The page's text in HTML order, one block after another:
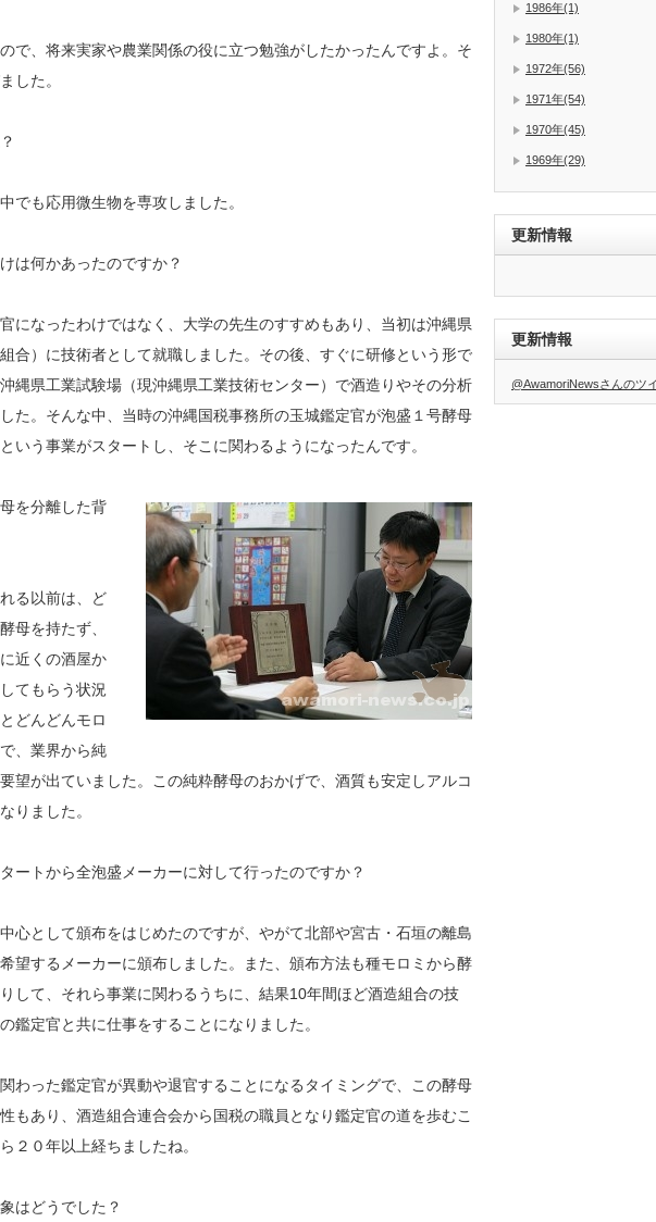
で、将来実家や農業関係の役に立つ勉強がしたかったんですよ。そ
した。
でも応用微生物を専攻しました。
は何かあったのですか？
になったわけではなく、大学の先生のすすめもあり、当初は沖縄県
合）に技術者として就職しました。その後、すぐに研修という形で
縄県工業試験場（現沖縄県工業技術センター）で酒造りやその分析
た。そんな中、当時の沖縄国税事務所の玉城鑑定官が泡盛１号酵母
いう事業がスタートし、そこに関わるようになったんです。
を分離した背
る以前は、ど
母を持たず、
近くの酒屋か
てもらう状況
どんどんモロ
、業界から純
望が出ていました。この純粋酵母のおかげで、酒質も安定しアルコ
りました。
ートから全泡盛メーカーに対して行ったのですか？
心として頒布をはじめたのですが、やがて北部や宮古・石垣の離島
望するメーカーに頒布しました。また、頒布方法も種モロミから酵
して、それら事業に関わるうちに、結果10年間ほど酒造組合の技
鑑定官と共に仕事をすることになりました。
わった鑑定官が異動や退官することになるタイミングで、この酵母
もあり、酒造組合連合会から国税の職員となり鑑定官の道を歩むこ
２０年以上経ちましたね。
はどうでした？
1986年(1)
1980年(1)
1972年(56)
1971年(54)
1970年(45)
1969年(29)
更新情報
更新情報
@AwamoriNewsさんのツ